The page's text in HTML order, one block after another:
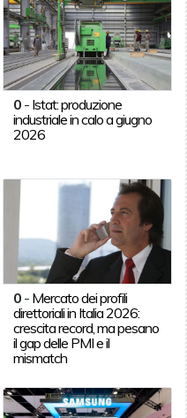
0 - Istat: produzione
industriale in calo a giugno
2026
0 - Mercato dei profili
direttoriali in Italia 2026:
crescita record, ma pesano
il gap delle PMI e il
mismatch